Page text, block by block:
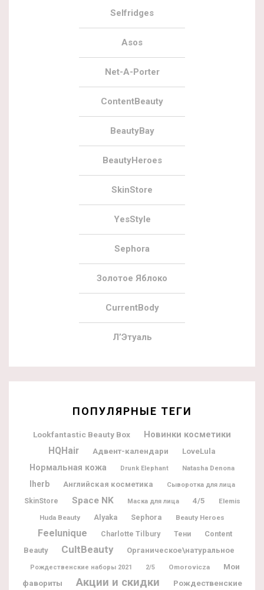
Selfridges
Asos
Net-A-Porter
ContentBeauty
BeautyBay
BeautyHeroes
SkinStore
YesStyle
Sephora
Золотое Яблоко
CurrentBody
Л’Этуаль
ПОПУЛЯРНЫЕ ТЕГИ
Lookfantastic Beauty Box
Новинки косметики
HQHair
Адвент-календари LoveLula
Нормальная кожа Drunk Elephant Natasha Denona
Iherb Английская косметика Сыворотка для лица
SkinStore Space NK Маска для лица 4/5
Elemis
Huda Beauty
Alyaka Sephora Beauty Heroes
Feelunique Charlotte Tilbury Тени
Content
Beauty
CultBeauty Органическое\натуральное
Рождественские наборы 2021 2/5 Omorovicza
Мои
фавориты
Акции и скидки
Рождественские